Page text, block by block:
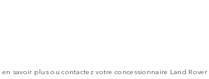
savoir plus ou contactez votre concessionnaire Land Rover